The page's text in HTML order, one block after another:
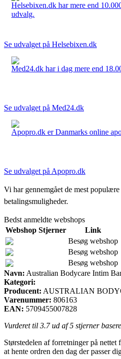
Helsebixen.dk har mere end
udvalg.
Se udvalget på Helsebixen.dk
Med24.dk har i dag mere end
Se udvalget på Med24.dk
Apopro.dk er Danmarks online
Se udvalget på Apopro.dk
Vi har gennemgået de mest
betalingsmuligheder.
Bedst anmeldte webshops
Webshop Stjerner
Link
Besøg webshop
Besøg webshop
Besøg webshop
Navn: Australian Bodycare Intim
Kategori:
Producent: AUSTRALIAN
Varenummer: 806163
EAN: 5709455007828
Vurderet til 3.7ud af 5 stjerner
Størstedelen af forretninger på
at hente ordren den dag der passer